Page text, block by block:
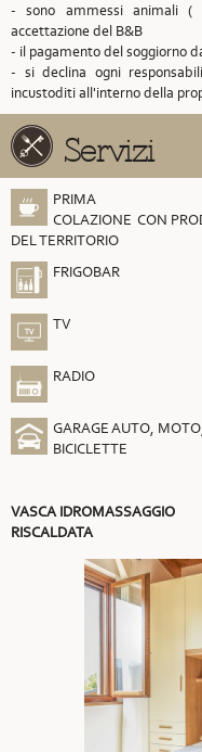
- sono ammessi animali (
accettazione del B&B
- il pagamento del soggiorno
- si declina ogni
incustoditi all'interno della
Servizi
PRIMA
COLAZIONE CON
DEL TERRITORIO
FRIGOBAR
TV
RADIO
GARAGE AUTO,
BICICLETTE
VASCA IDROMASSAGGIO
RISCALDATA